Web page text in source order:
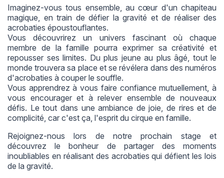
Imaginez-vous tous ensemble, au cœur d'un chapiteau
magique, en train de défier la gravité et de réaliser des
acrobaties époustouflantes.
Vous découvrirez un univers fascinant où chaque
membre de la famille pourra exprimer sa créativité et
repousser ses limites. Du plus jeune au plus âgé, tout le
monde trouvera sa place et se révélera dans des numéros
d'acrobaties à couper le souffle.
Vous apprendrez à vous faire confiance mutuellement, à
vous encourager et à relever ensemble de nouveaux
défis. Le tout dans une ambiance de joie, de rires et de
complicité, car c'est ça, l'esprit du cirque en famille.
Rejoignez-nous lors de notre prochain stage et
découvrez le bonheur de partager des moments
inoubliables en réalisant des acrobaties qui défient les lois
de la gravité.